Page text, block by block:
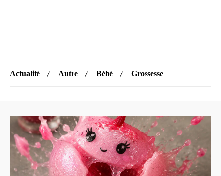
Actualité Autre Bébé Grossesse